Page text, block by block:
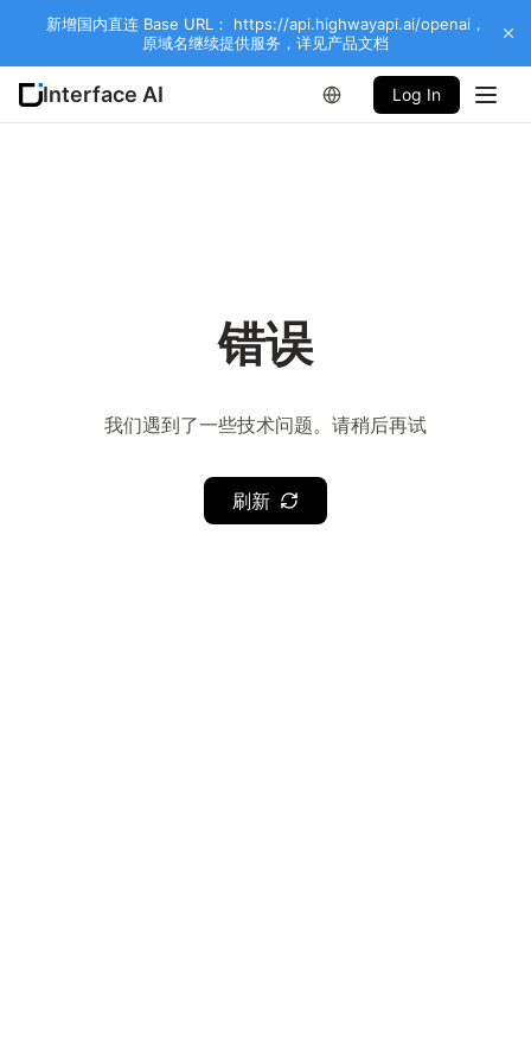
新增国内直连 Base URL： https://api.highwayapi.ai/openai，
原域名继续提供服务，详见产品文档
Interface AI Log In
错误
我们遇到了一些技术问题。请稍后再试
刷新